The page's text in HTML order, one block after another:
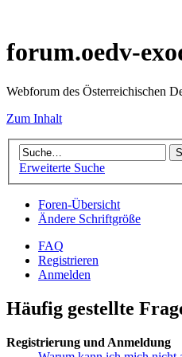
forum.oedv-
Webforum des Österreichischen
Zum Inhalt
Erweiterte Suche
Foren-Übersicht
Ändere Schriftgröße
FAQ
Registrieren
Anmelden
Häufig gestellte
Registrierung und Anmeldung